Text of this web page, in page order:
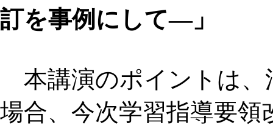
訂を事例にして―」
本講演のポイントは、
場合、今次学習指導要領